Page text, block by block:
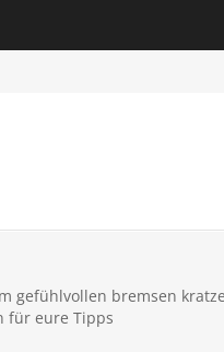
gefühlvollen bremsen
für eure Tipps